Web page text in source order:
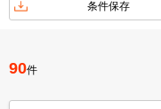
条件保存
90件